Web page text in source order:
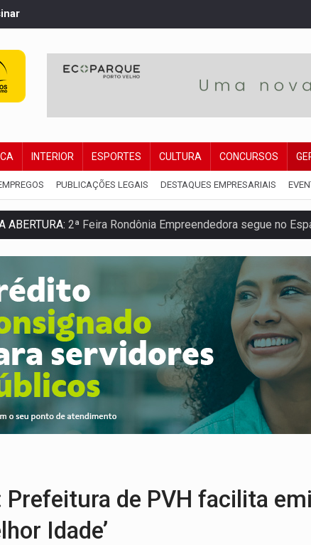
INTERIOR ESPORTES CULTURA CONCURSOS
PUBLICAÇÕES LEGAIS DESTAQUES EMPRESARIAIS
ABERTURA:2ª Feira Rondônia Empreendedora segue no
Secretário da Seinfra de Porto Velho pede
Pirahã terão consultas e exames especializados
Dia dos pais deve movimentar R$ 8,5 bilhões e RO projeta alta
Bailarina da Praça organiza celebração gratuita neste
a embarcação no rio Madeira termina com explosivos
Prêmio acumula para R$ 165 milhões
AVISO DE LICITAÇÃO: PREGÃO ELETRÔNICO Nº
Prefeitura de PVH facilita
Idade’